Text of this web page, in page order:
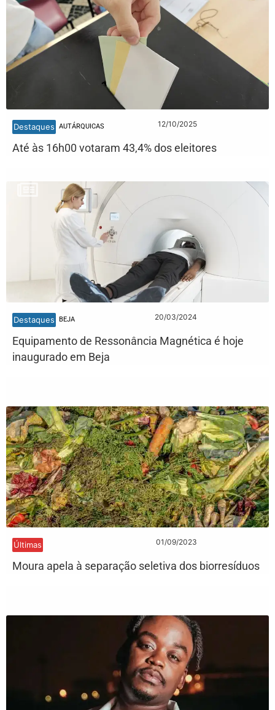
Destaques AUTÁRQUICAS 12/10/2025
Até às 16h00 votaram 43,4% dos eleitores
Destaques BEJA 20/03/2024
Equipamento de Ressonância Magnética é hoje
inaugurado em Beja
Últimas 01/09/2023
Moura apela à separação seletiva dos biorresíduos